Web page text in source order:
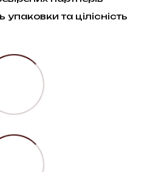
упаковки та цілісність